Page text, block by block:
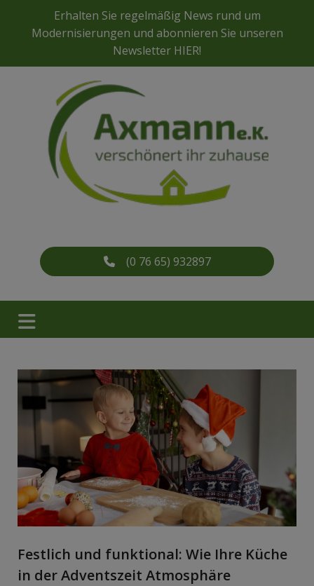
Erhalten Sie regelmäßig News rund um
Modernisierungen und abonnieren Sie unseren
Newsletter HIER!
(0 76 65) 932897
Festlich und funktional: Wie Ihre Küche
in der Adventszeit Atmosphäre